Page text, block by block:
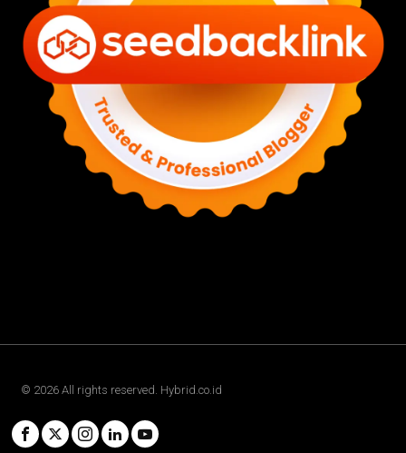
© 2026 All rights reserved. Hybrid.co.id